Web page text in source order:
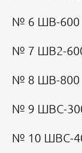
№ 6 ШВ-600
№ 7 ШВ2-
№ 8 ШВ-800
№ 9 ШВС-
№ 10 ШВС-